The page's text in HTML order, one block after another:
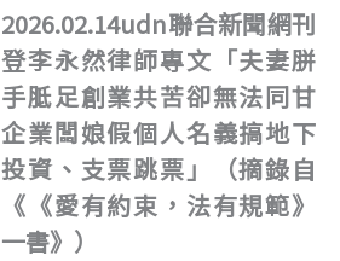
2026.02.14udn聯合新聞網刊
登李永然律師專文「夫妻胼
手胝足創業共苦卻無法同甘
企業闆娘假個人名義搞地下
投資、支票跳票」（摘錄自
《《愛有約束，法有規範》
一書》）